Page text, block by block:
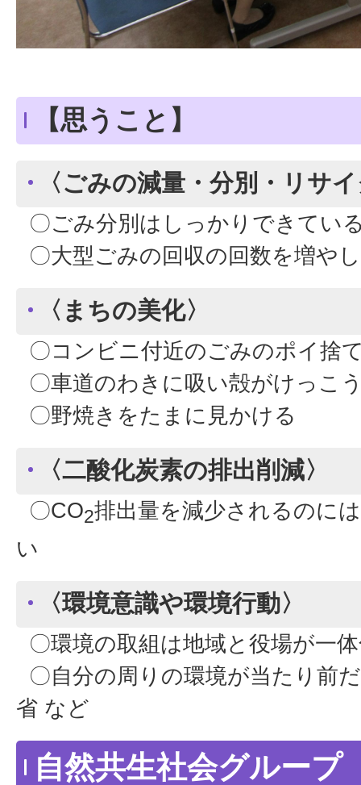
【思うこと】
〈ごみの減量・分別・リサ
〇ごみ分別はしっかりできてい
〇大型ごみの回収の回数を増や
〈まちの美化〉
〇コンビニ付近のごみのポイ捨
〇車道のわきに吸い殻がけっこ
〇野焼きをたまに見かける
〈二酸化炭素の排出削減〉
〇CO2排出量を減少されるのに
い
〈環境意識や環境行動〉
〇環境の取組は地域と役場が一
〇自分の周りの環境が当たり前
省 など
自然共生社会グループ